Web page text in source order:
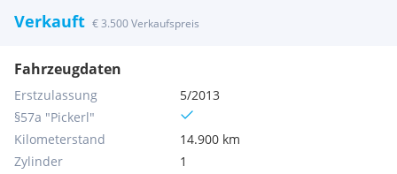
Verkauft € 3.500 Verkaufspreis
Fahrzeugdaten
Erstzulassung
5/2013
§57a "Pickerl"
Kilometerstand
14.900 km
Zylinder
1